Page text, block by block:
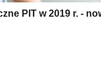
PIT w 2019 r. -